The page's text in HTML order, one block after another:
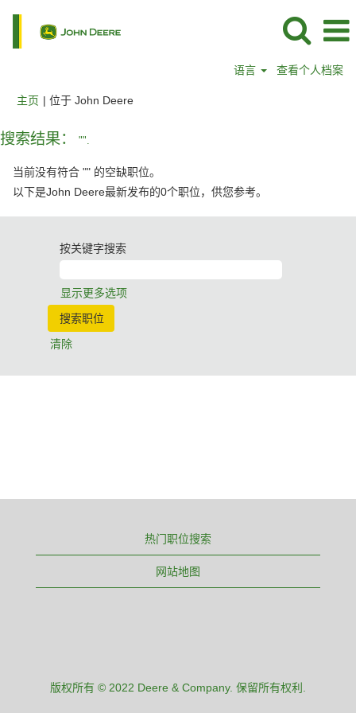
语言 查看个人档案
主页 | 位于 John Deere（当
搜索结果： "".
当前没有符合 "" 的空缺职位。
以下是John Deere最新发布的0个职位，供您参考。
按关键字搜索
显示更多选项
清除
热门职位搜索
网站地图
版权所有 © 2022 Deere & Company. 保留所有权利.